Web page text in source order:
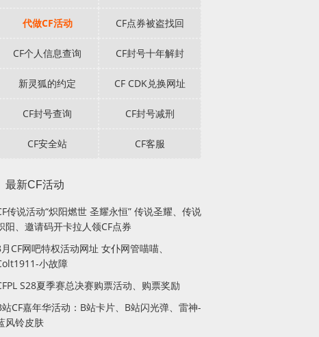
代做CF活动 CF点券被盗找回
CF个人信息查询 CF封号十年解封
新灵狐的约定 CF CDK兑换网址
CF封号查询 CF封号减刑
CF安全站 CF客服
最新CF活动
传说活动“炽阳燃世 圣耀永恒” 传说圣耀、传说
阳、邀请码开卡拉人领CF点券
CF网吧特权活动网址 女仆网管喵喵、
小故障
S28夏季赛总决赛购票活动、购票奖励
站CF嘉年华活动：B站卡片、B站闪光弹、雷神-
风铃皮肤